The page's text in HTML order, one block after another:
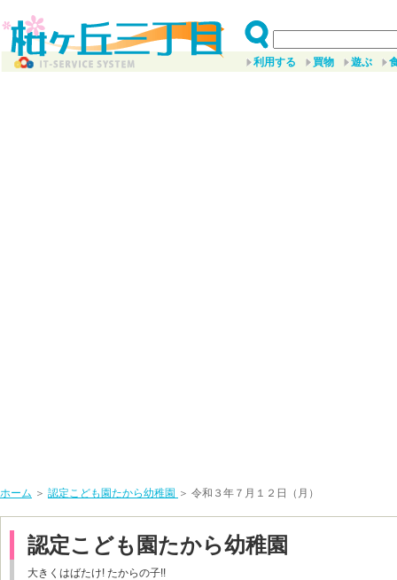
利用する 買物 遊ぶ
ホーム ＞ 認定こども園たから幼稚園 ＞ 令和３年７月１２日（月）
認定こども園たから幼稚園
大きくはばたけ! たからの子!!